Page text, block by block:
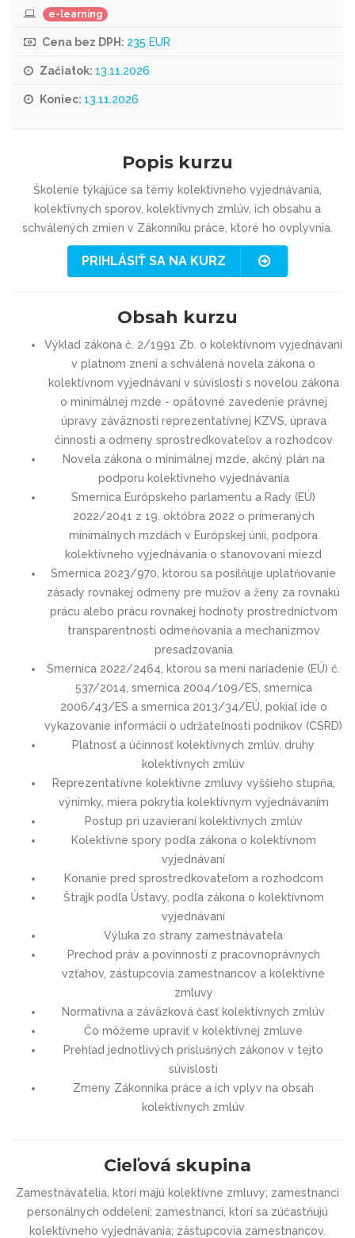
e-learning
Cena bez DPH: 235 EUR
Začiatok: 13.11.2026
Koniec: 13.11.2026
Popis kurzu
Školenie týkajúce sa témy kolektívneho vyjednávania,
kolektívnych sporov, kolektívnych zmlúv, ich obsahu a
schválených zmien v Zákonníku práce, ktoré ho ovplyvnia.
PRIHLÁSIŤ SA NA KURZ
Obsah kurzu
Výklad zákona č. 2/1991 Zb. o kolektívnom vyjednávaní
v platnom znení a schválená novela zákona o
kolektívnom vyjednávaní v súvislosti s novelou zákona
o minimálnej mzde - opätovné zavedenie právnej
úpravy záväznosti reprezentatívnej KZVS, úprava
činnosti a odmeny sprostredkovateľov a rozhodcov
Novela zákona o minimálnej mzde, akčný plán na
podporu kolektívneho vyjednávania
Smernica Európskeho parlamentu a Rady (EÚ)
2022/2041 z 19. októbra 2022 o primeraných
minimálnych mzdách v Európskej únii, podpora
kolektívneho vyjednávania o stanovovaní miezd
Smernica 2023/970, ktorou sa posilňuje uplatňovanie
zásady rovnakej odmeny pre mužov a ženy za rovnakú
prácu alebo prácu rovnakej hodnoty prostredníctvom
transparentnosti odmeňovania a mechanizmov
presadzovania
Smernica 2022/2464, ktorou sa mení nariadenie (EÚ) č.
537/2014, smernica 2004/109/ES, smernica
2006/43/ES a smernica 2013/34/EÚ, pokiaľ ide o
vykazovanie informácií o udržateľnosti podnikov (CSRD)
Platnosť a účinnosť kolektívnych zmlúv, druhy
kolektívnych zmlúv
Reprezentatívne kolektívne zmluvy vyššieho stupňa,
výnimky, miera pokrytia kolektívnym vyjednávaním
Postup pri uzavieraní kolektívnych zmlúv
Kolektívne spory podľa zákona o kolektívnom
vyjednávaní
Konanie pred sprostredkovateľom a rozhodcom
Štrajk podľa Ústavy, podľa zákona o kolektívnom
vyjednávaní
Výluka zo strany zamestnávateľa
Prechod práv a povinností z pracovnoprávnych
vzťahov, zástupcovia zamestnancov a kolektívne
zmluvy
Normatívna a záväzková časť kolektívnych zmlúv
Čo môžeme upraviť v kolektívnej zmluve
Prehľad jednotlivých príslušných zákonov v tejto
súvislosti
Zmeny Zákonníka práce a ich vplyv na obsah
kolektívnych zmlúv
Cieľová skupina
Zamestnávatelia, ktorí majú kolektívne zmluvy; zamestnanci
personálnych oddelení; zamestnanci, ktorí sa zúčastňujú
kolektívneho vyjednávania; zástupcovia zamestnancov.